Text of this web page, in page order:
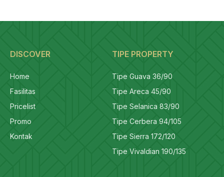
DISCOVER
Home
Fasilitas
Pricelist
Promo
Kontak
TIPE PROPERTY
Tipe Guava 36/90
Tipe Areca 45/90
Tipe Selanica 83/90
Tipe Cerbera 94/105
Tipe Sierra 172/120
Tipe Vivaldian 190/135